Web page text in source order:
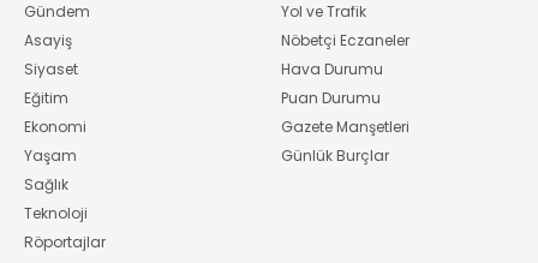
Gündem
Asayiş
Siyaset
Eğitim
Ekonomi
Yaşam
Sağlık
Teknoloji
Röportajlar
Yol ve Trafik
Nöbetçi Eczaneler
Hava Durumu
Puan Durumu
Gazete Manşetleri
Günlük Burçlar